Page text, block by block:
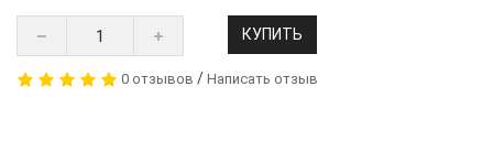
КУПИТЬ
0 отзывов / Написать отзыв